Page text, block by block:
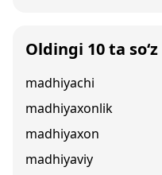
Oldingi 10 ta so‘z
madhiyachi
madhiyaxonlik
madhiyaxon
madhiyaviy